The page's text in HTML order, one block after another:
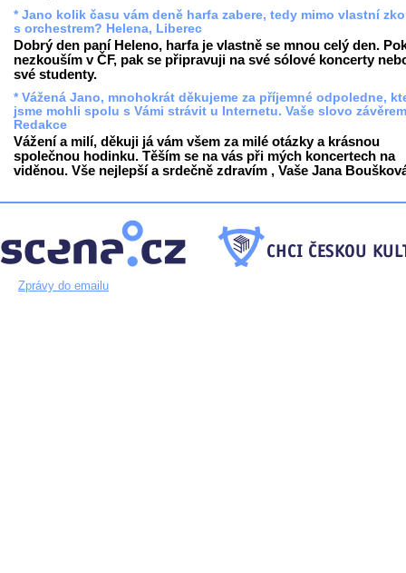
* Jano kolik času vám deně harfa zabere, tedy mimo vlastní
s orchestrem? Helena, Liberec
Dobrý den paní Heleno, harfa je vlastně se mnou celý den.
nezkouším v ČF, pak se připravuji na své sólové koncerty
své studenty.
* Vážená Jano, mnohokrát děkujeme za příjemné odpoledne,
jsme mohli spolu s Vámi strávit u Internetu. Vaše slovo
Redakce
Vážení a milí, děkuji já vám všem za milé otázky a krásnou
společnou hodinku. Těším se na vás při mých koncertech na
viděnou. Vše nejlepší a srdečně zdravím , Vaše Jana
Zprávy do emailu